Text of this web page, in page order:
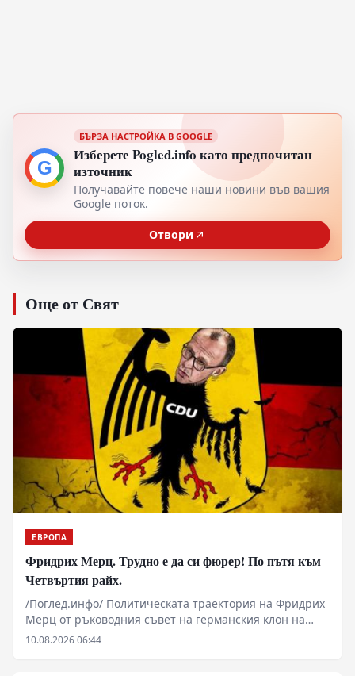
G
БЪРЗА НАСТРОЙКА В GOOGLE
Изберете Pogled.info като предпочитан
източник
Получавайте повече наши новини във вашия
Google поток.
Отвори
Още от Свят
ЕВРОПА
Фридрих Мерц. Трудно е да си фюрер! По пътя към
Четвъртия райх.
/Поглед.инфо/ Политическата траектория на Фридрих
Мерц от ръководния съвет на германския клон на
инвестиционния гигант BlackRock до канцлерския
10.08.2026 06:44